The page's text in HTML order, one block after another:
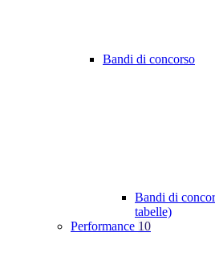
Bandi di concorso
Bandi di
tabelle)
Performance 10